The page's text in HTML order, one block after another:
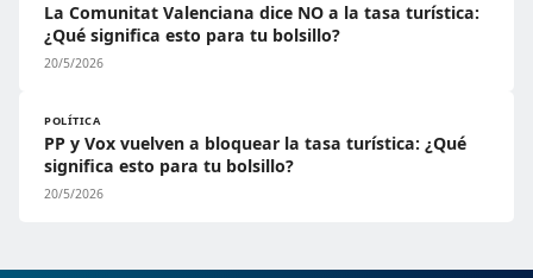
La Comunitat Valenciana dice NO a la tasa turística:
¿Qué significa esto para tu bolsillo?
20/5/2026
POLÍTICA
PP y Vox vuelven a bloquear la tasa turística: ¿Qué
significa esto para tu bolsillo?
20/5/2026